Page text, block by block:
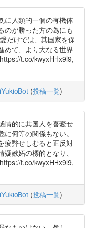
に人類的一個の有機体
のが勝った方の為にも
だけでは、其国家を保
めて、より大なる世界
t.co/kwyxHHx9l9,
(投稿一覧)
情的に其国人を喜憂せ
何等の関係もない。
疲弊せしむると正反対
嫉妬の標的となり、
t.co/kwyxHHx9l9,
(投稿一覧)